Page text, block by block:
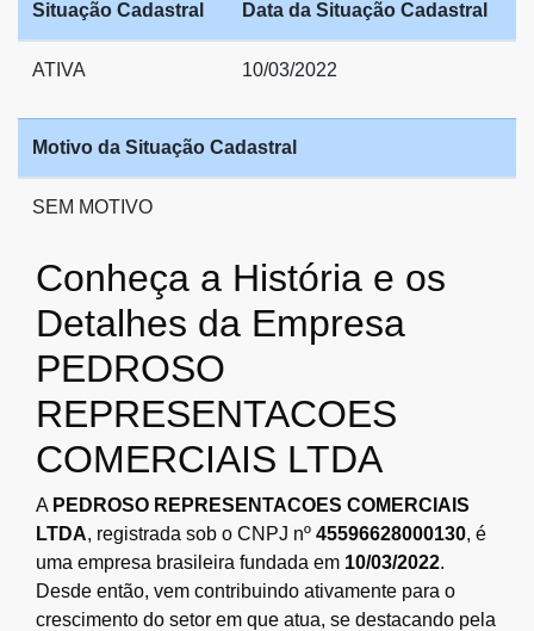
Situação Cadastral Data da Situação Cadastral
ATIVA 10/03/2022
Motivo da Situação Cadastral
SEM MOTIVO
Conheça a História e os
Detalhes da Empresa
PEDROSO
REPRESENTACOES
COMERCIAIS LTDA
A PEDROSO REPRESENTACOES COMERCIAIS
LTDA, registrada sob o CNPJ nº 45596628000130, é
uma empresa brasileira fundada em 10/03/2022.
Desde então, vem contribuindo ativamente para o
crescimento do setor em que atua, se destacando pela